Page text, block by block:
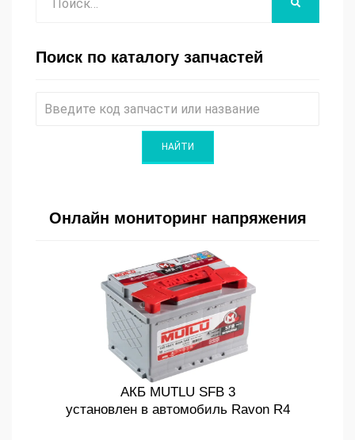
Поиск по каталогу запчастей
Онлайн мониторинг напряжения
АКБ MUTLU SFB 3
установлен в автомобиль Ravon R4